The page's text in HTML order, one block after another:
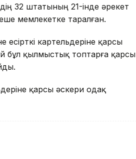
32 штатының 21-інде әрекет
мемлекетке таралған.
есірткі картельдеріне қарсы
бұл қылмыстық топтарға қарсы
қарсы әскери одақ